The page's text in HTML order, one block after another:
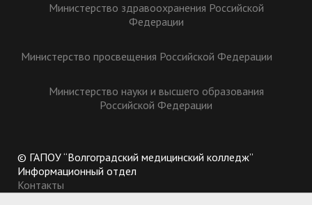
Министерство здравоохранения Российской
Федерации
Министерство просвещения Российской Федерации
Министерство науки и высшего образования
Российской Федерации
© ГАПОУ “Волгоградский медицинский колледж”
Информационный отдел
Контакты